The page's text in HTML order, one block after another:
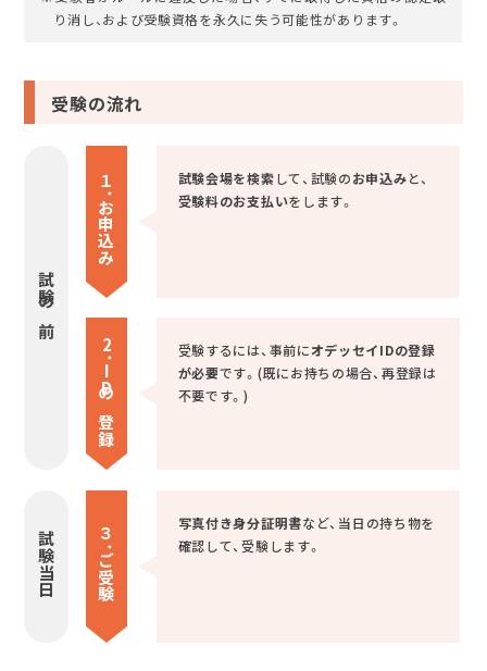
り消し、および受験資格を永久に失う可能性があります。
受験の流れ
試験の前
試験当日
１．
お
申込み
2．
I
Dの登録
３．
ご
受験
試験会場を検索して、試験のお申込みと、
受験料のお支払いをします。
受験するには、事前にオデッセイIDの登録
が必要です。(既にお持ちの場合、再登録は
不要です。)
写真付き身分証明書など、当日の持ち物を
確認して、受験します。